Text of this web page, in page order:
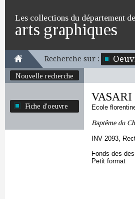
Les collections du département
arts graphiques
Recherche sur :
Nouvelle recherche
Fiche d'oeuvre
VASARI
Ecole
Baptême du
INV 2093,
Fonds des
Petit format